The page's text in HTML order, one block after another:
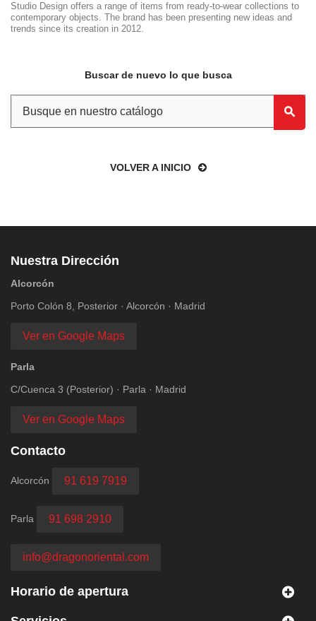
Studio Design offers a range of items from ready-to-wear collections to
contemporary objects. The brand has been presenting new ideas and
trends since its creation in 2012.
Buscar de nuevo lo que busca
VOLVER A INICIO
Nuestra Dirección
Alcorcón
Porto Colón 8, Posterior · Alcorcón · Madrid
Ver en Google Maps
Parla
C/Cuenca 3 (Posterior) · Parla · Madrid
Ver en Google Maps
Contacto
Alcorcón 91 619 7919
Parla 91 698 2910
info@dragonoriental.com
Horario de apertura